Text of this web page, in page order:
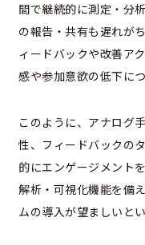
間で継続的に測定・分
の報告・共有も遅れが
ィードバックや改善ア
感や参加意欲の低下に
このように、アナログ
性、フィードバックの
的にエンゲージメント
解析・可視化機能を備
ムの導入が望ましいとい